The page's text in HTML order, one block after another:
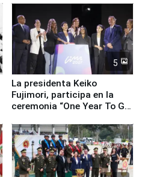
equipamiento para
Serenazgo
5
La presidenta Keiko
Fujimori, participa en la
ceremonia “One Year To Go